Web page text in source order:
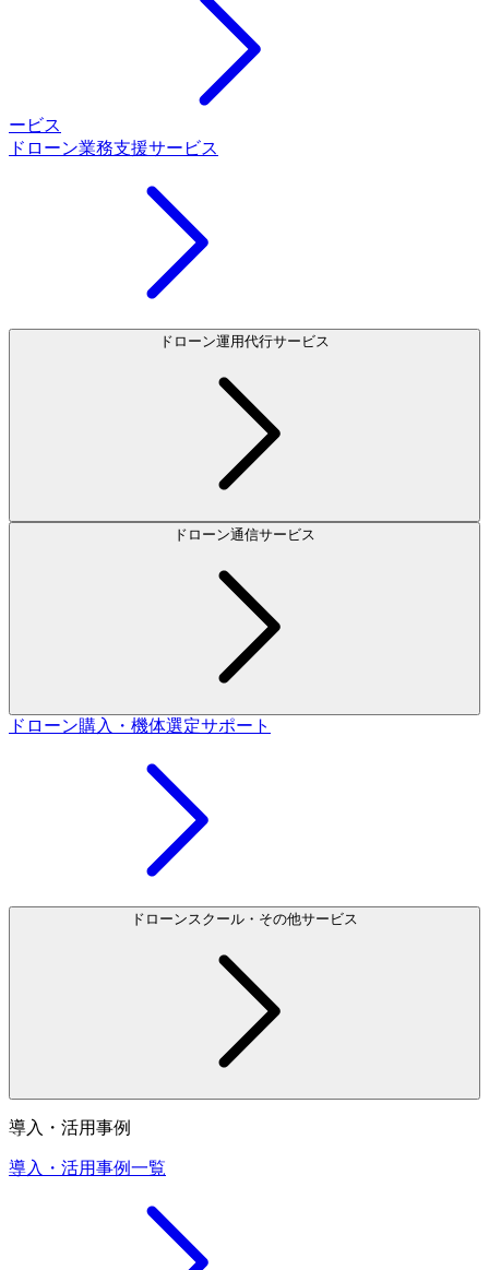
ービス
ドローン業務支援サービス
ドローン運用代行サービス
ドローン通信サービス
ドローン購入・機体選定サポート
ドローンスクール・その他サービス
導入・活用事例
導入・活用事例一覧